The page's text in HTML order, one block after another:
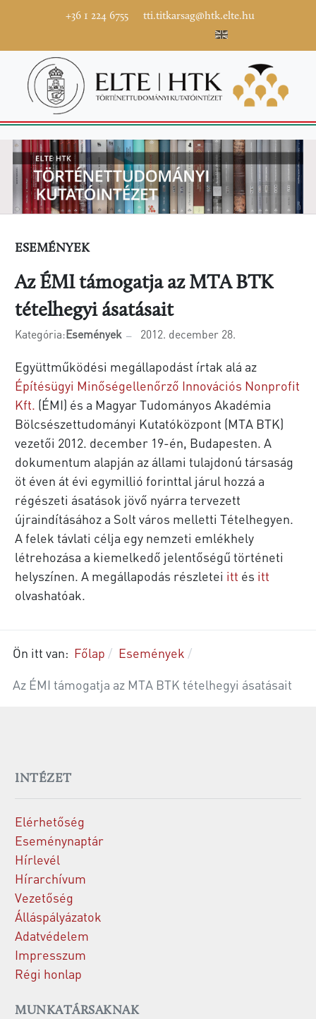
+36 1 224 6755 tti.titkarsag@htk.elte.hu
ESEMÉNYEK
Az ÉMI támogatja az MTA BTK
tételhegyi ásatásait
Kategória:Események 2012. december 28.
Együttműködési megállapodást írtak alá az
Építésügyi Minőségellenőrző Innovációs Nonprofit
Kft. (ÉMI) és a Magyar Tudományos Akadémia
Bölcsészettudományi Kutatóközpont (MTA BTK)
vezetői 2012. december 19-én, Budapesten. A
dokumentum alapján az állami tulajdonú társaság
öt éven át évi egymillió forinttal járul hozzá a
régészeti ásatások jövő nyárra tervezett
újraindításához a Solt város melletti Tételhegyen.
A felek távlati célja egy nemzeti emlékhely
létrehozása a kiemelkedő jelentőségű történeti
helyszínen. A megállapodás részletei itt és itt
olvashatóak.
Ön itt van: Főlap
Események
Az ÉMI támogatja az MTA BTK tételhegyi ásatásait
INTÉZET
Elérhetőség
Eseménynaptár
Hírlevél
Hírarchívum
Vezetőség
Álláspályázatok
Adatvédelem
Impresszum
Régi honlap
MUNKATÁRSAKNAK